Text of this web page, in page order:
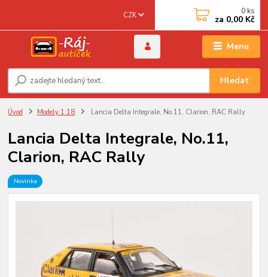
Menu
CZK
Hledat
0 ks
za 0,00 Kč
Úvod Modely 1:18 Lancia Delta Integrale, No.11, Clarion, RAC Rally
Lancia Delta Integrale, No.11,
Clarion, RAC Rally
Novinka